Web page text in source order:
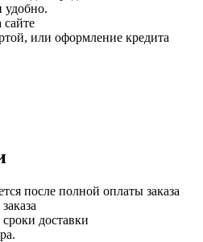
удобно.
сайте
или оформление кредита
после полной оплаты заказа
доставки